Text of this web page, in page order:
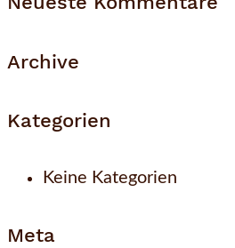
Archive
Kategorien
Keine Kategorien
Meta